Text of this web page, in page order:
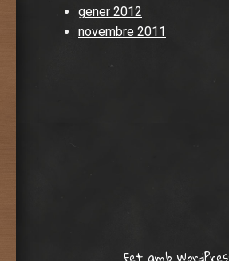
gener 2012
novembre 2011